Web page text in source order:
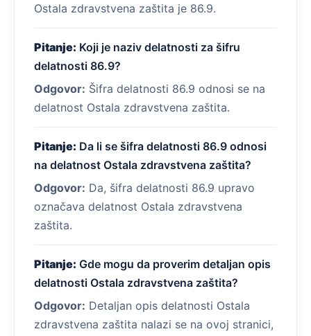
Ostala zdravstvena zaštita je 86.9.
Pitanje: Koji je naziv delatnosti za šifru
delatnosti 86.9?
Odgovor: Šifra delatnosti 86.9 odnosi se na
delatnost Ostala zdravstvena zaštita.
Pitanje: Da li se šifra delatnosti 86.9 odnosi
na delatnost Ostala zdravstvena zaštita?
Odgovor: Da, šifra delatnosti 86.9 upravo
označava delatnost Ostala zdravstvena
zaštita.
Pitanje: Gde mogu da proverim detaljan opis
delatnosti Ostala zdravstvena zaštita?
Odgovor: Detaljan opis delatnosti Ostala
zdravstvena zaštita nalazi se na ovoj stranici,